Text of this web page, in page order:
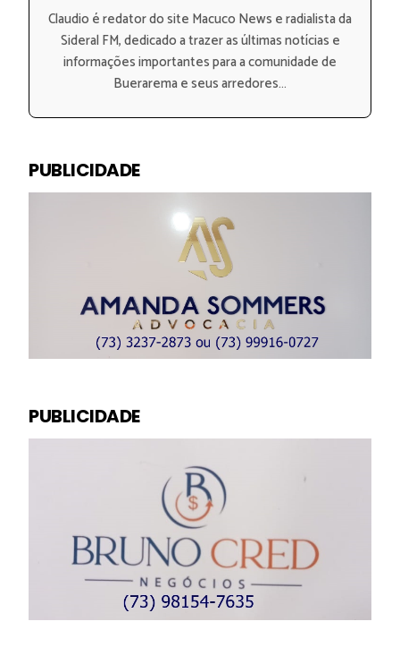
Claudio é redator do site Macuco News e radialista da
Sideral FM, dedicado a trazer as últimas notícias e
informações importantes para a comunidade de
Buerarema e seus arredores...
PUBLICIDADE
PUBLICIDADE